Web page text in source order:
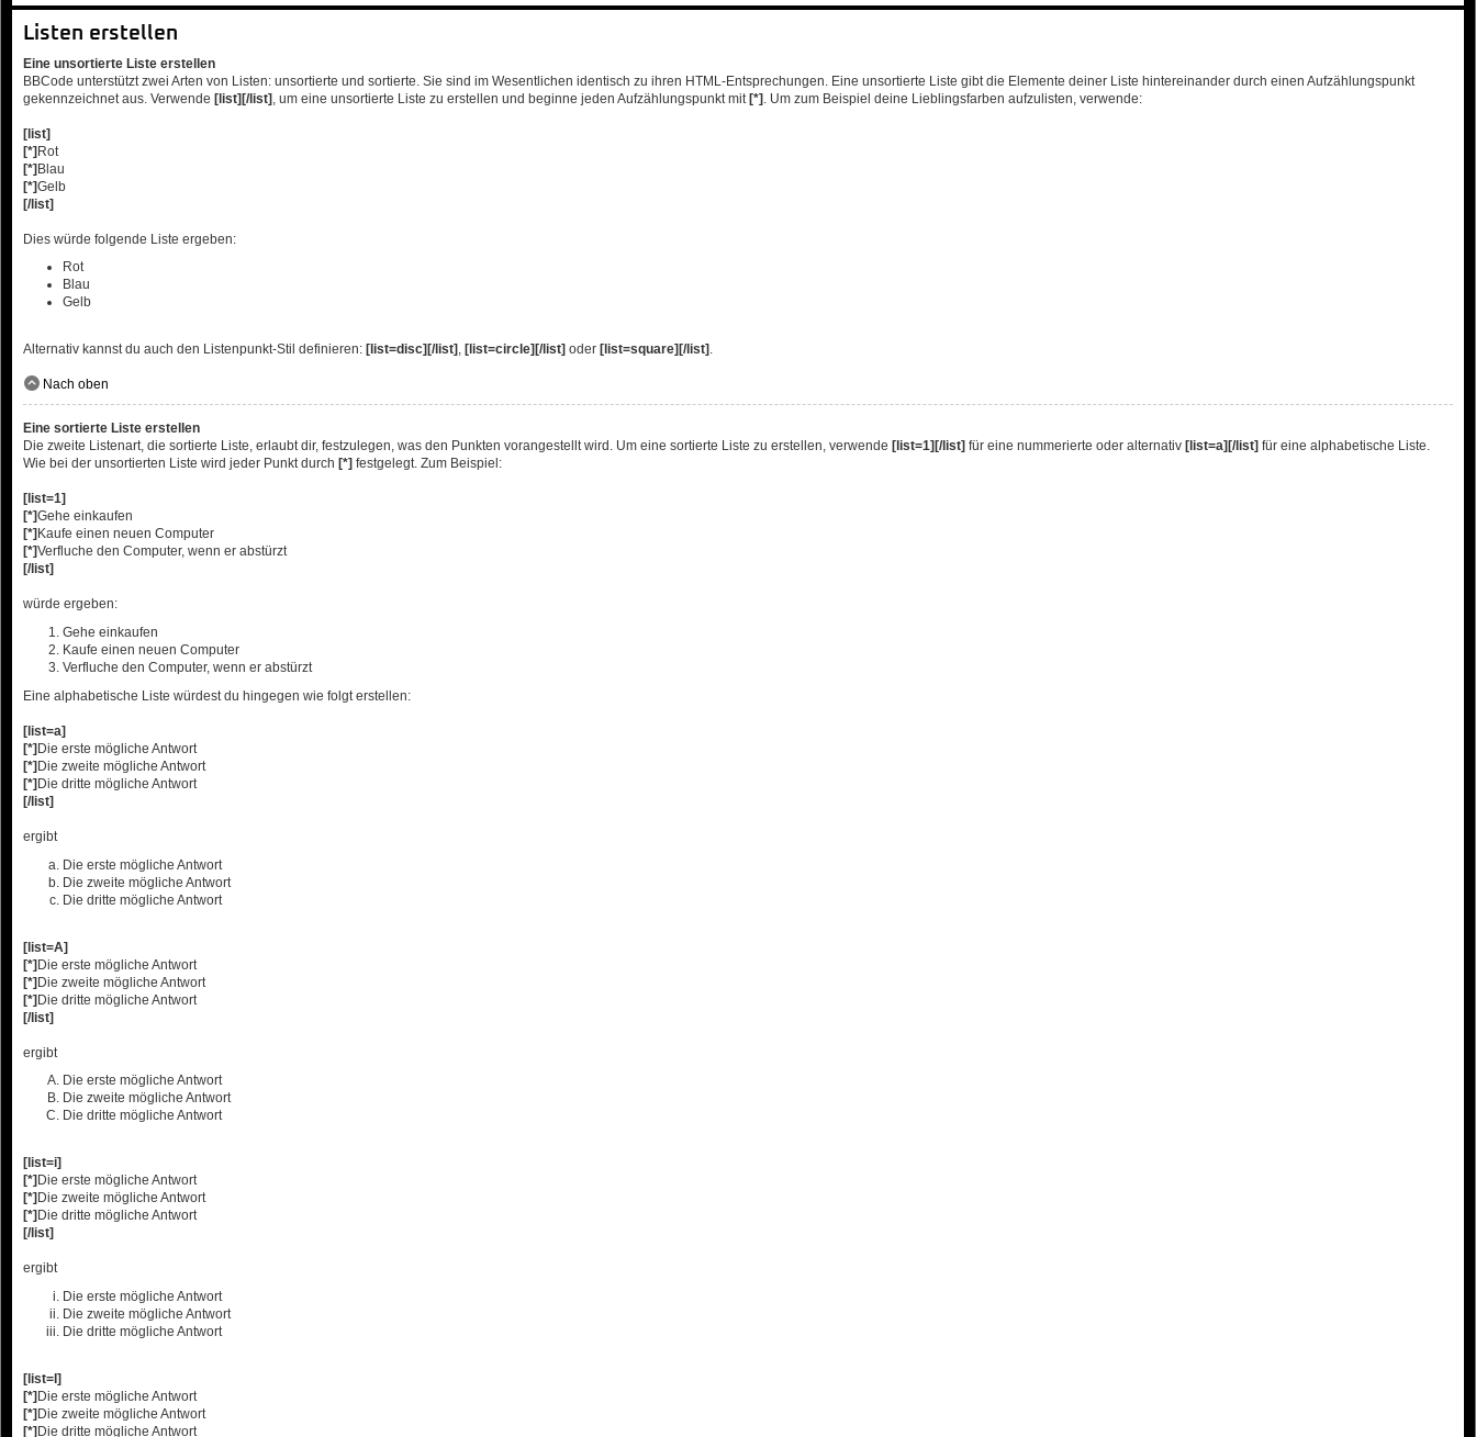
Listen erstellen
Eine unsortierte Liste erstellen
BBCode unterstützt zwei Arten von Listen: unsortierte und sortierte. Sie sind im Wesentlichen identisch zu ihren HTML-Entsprechungen. Eine unsortierte Liste gibt die Elemente deiner Liste hintereinander durch einen Aufzählungspunkt
gekennzeichnet aus. Verwende [list][/list] , um eine unsortierte Liste zu erstellen und beginne jeden Aufzählungspunkt mit [*] . Um zum Beispiel deine Lieblingsfarben aufzulisten, verwende:
[list]
[*]Rot
[*]Blau
[*]Gelb
[/list]
Dies würde folgende Liste ergeben:
Rot
Blau
Gelb
Alternativ kannst du auch den Listenpunkt-Stil definieren: [list=disc][/list] , [list=circle][/list] oder [list=square][/list] .
Nach oben
Eine sortierte Liste erstellen
Die zweite Listenart, die sortierte Liste, erlaubt dir, festzulegen, was den Punkten vorangestellt wird. Um eine sortierte Liste zu erstellen, verwende [list=1][/list] für eine nummerierte oder alternativ [list=a][/list] für eine alphabetische Liste.
Wie bei der unsortierten Liste wird jeder Punkt durch [*] festgelegt. Zum Beispiel:
[list=1]
[*]Gehe einkaufen
[*] Kaufe einen neuen Computer
[*]Verfluche den Computer, wenn er abstürzt
[/list]
würde ergeben:
Gehe einkaufen
Kaufe einen neuen Computer
Verfluche den Computer, wenn er abstürzt
Eine alphabetische Liste würdest du hingegen wie folgt erstellen:
[list=a]
[*] Die erste mögliche Antwort
[*] Die zweite mögliche Antwort
[*] Die dritte mögliche Antwort
[/list]
ergibt
Die erste mögliche Antwort
Die zweite mögliche Antwort
Die dritte mögliche Antwort
[list=A]
[*]Die erste mögliche Antwort
[*]Die zweite mögliche Antwort
[*]Die dritte mögliche Antwort
[/list]
ergibt
Die erste mögliche Antwort
Die zweite mögliche Antwort
Die dritte mögliche Antwort
[list=i]
[*] Die erste mögliche Antwort
[*] Die zweite mögliche Antwort
[*] Die dritte mögliche Antwort
[/list]
ergibt
Die erste mögliche Antwort
Die zweite mögliche Antwort
Die dritte mögliche Antwort
[list=I]
[*]Die erste mögliche Antwort
[*]Die zweite mögliche Antwort
[*]Die dritte mögliche Antwort